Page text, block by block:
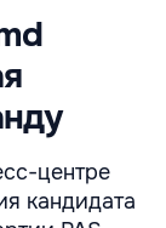
центре
кандидата